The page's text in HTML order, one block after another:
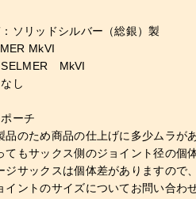
ソリッドシルバー（総銀）製
MkVI
SELMER MkVI
し
ーチ
のため商品の仕上げに多少ムラが
もサックス側のジョイント径の個
サックスは個体差がありますので、
ントのサイズについてお問い合わ